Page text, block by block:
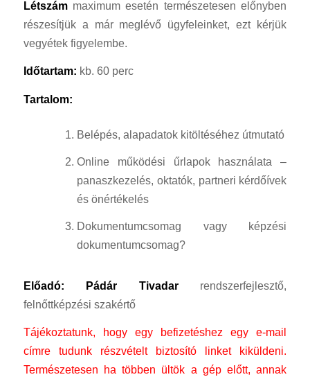
Létszámmaximum esetén természetesen előnyben
részesítjük a már meglévő ügyfeleinket, ezt kérjük
vegyétek figyelembe.
Időtartam: kb. 60 perc
Tartalom:
Belépés, alapadatok kitöltéséhez útmutató
Online működési űrlapok használata –
panaszkezelés, oktatók, partneri kérdőívek
és önértékelés
Dokumentumcsomag vagy képzési
dokumentumcsomag?
Előadó: Pádár Tivadar rendszerfejlesztő,
felnőttképzési szakértő
Tájékoztatunk, hogy egy befizetéshez egy e-mail
címre tudunk részvételt biztosító linket kiküldeni.
Természetesen ha többen ültök a gép előtt, annak